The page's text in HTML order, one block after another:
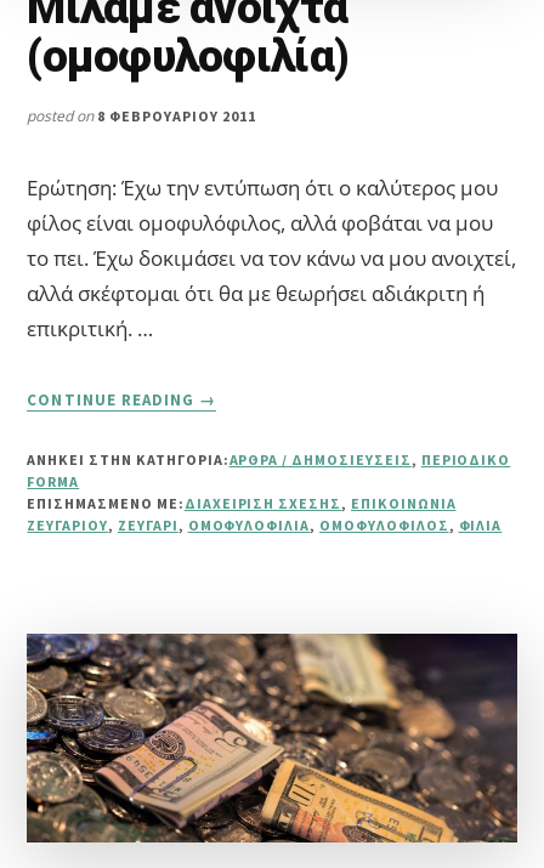
(ομοφυλοφιλία)
posted on 8 ΦΕΒΡΟΥΑΡΊΟΥ 2011
Ερώτηση: Έχω την εντύπωση ότι ο καλύτερος μου
φίλος είναι ομοφυλόφιλος, αλλά φοβάται να μου
το πει. Έχω δοκιμάσει να τον κάνω να μου ανοιχτεί,
αλλά σκέφτομαι ότι θα με θεωρήσει αδιάκριτη ή
επικριτική. …
CONTINUE READING
ABOUT
(ΟΜΟΦΥΛΟΦΙΛΊΑ)
→
ΑΝΗΚΕΙ ΣΤΗΝ ΚΑΤΗΓΟΡΙΑ:ΆΡΘΡΑ / ΔΗΜΟΣΙΕΎΣΕΙΣ, ΠΕΡΙΟΔΙΚΌ
FORMA
ΕΠΙΣΗΜΑΣΜΈΝΟ ΜΕ: ΔΙΑΧΕΊΡΙΣΗ ΣΧΈΣΗΣ, ΕΠΙΚΟΙΝΩΝΊΑ
ΖΕΥΓΑΡΙΟΎ, ΖΕΥΓΆΡΙ, ΟΜΟΦΥΛΟΦΙΛΊΑ, ΟΜΟΦΥΛΌΦΙΛΟΣ, ΦΙΛΊΑ